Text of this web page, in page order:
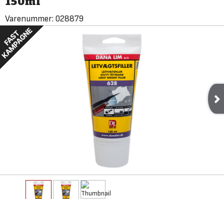
Varenummer: 028879